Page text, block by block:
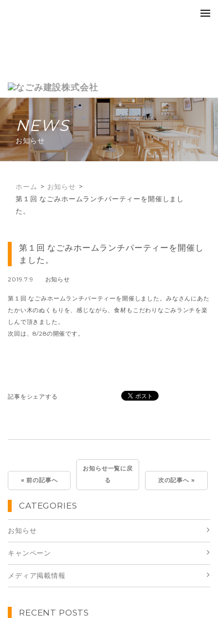
NEWS
お知らせ
ホーム
お知らせ
第１回 なごみホームランチパーティーを開催しまし
た。
第１回 なごみホームランチパーティーを開催し
ました。
2019.7.9 お知らせ
第１回 なごみホームランチパーティーを開催しました。みなさんにあた
たかい木のぬくもりを、感じながら、食材もこだわりなごみランチを楽
しんで頂きました。
次回は、8/28の開催です。
記事をシェアする
« 前の記事へ
お知らせ一覧に戻
る
次の記事へ »
CATEGORIES
お知らせ
キャンペーン
メディア掲載情報
RECENT POSTS